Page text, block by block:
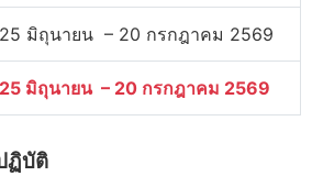
25 มิถุนายน – 20 กรกฎาคม 2569
25 มิถุนายน – 20 กรกฎาคม 2569
ฏิบัติ